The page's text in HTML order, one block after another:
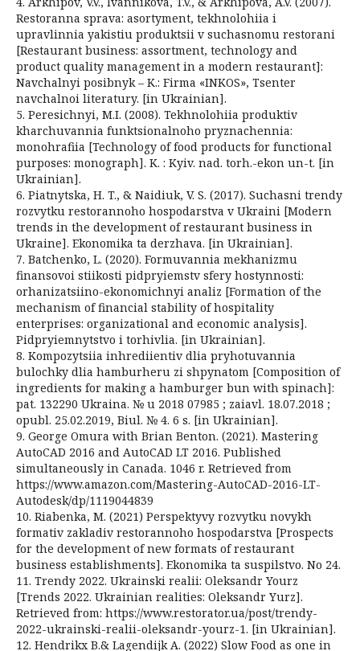
Restoranna sprava: asortyment, tekhnolohiia i
upravlinnia yakistiu produktsii v suchasnomu restorani
[Restaurant business: assortment, technology and
product quality management in a modern restaurant]:
Navchalnyi posibnyk – K.: Firma «INKOS», Tsenter
navchalnoi literatury. [in Ukrainian].
5. Peresichnyi, M.I. (2008). Tekhnolohiia produktiv
kharchuvannia funktsionalnoho pryznachennia:
monohrafiia [Technology of food products for functional
purposes: monograph]. K. : Kyiv. nad. torh.-ekon un-t. [in
Ukrainian].
6. Piatnytska, H. T., & Naidiuk, V. S. (2017). Suchasni trendy
rozvytku restorannoho hospodarstva v Ukraini [Modern
trends in the development of restaurant business in
Ukraine]. Ekonomika ta derzhava. [in Ukrainian].
7. Batchenko, L. (2020). Formuvannia mekhanizmu
finansovoi stiikosti pidpryiemstv sfery hostynnosti:
orhanizatsiino-ekonomichnyi analiz [Formation of the
mechanism of financial stability of hospitality
enterprises: organizational and economic analysis].
Pidpryiemnytstvo i torhivlia. [in Ukrainian].
8. Kompozytsiia inhrediientiv dlia pryhotuvannia
bulochky dlia hamburheru zi shpynatom [Composition of
ingredients for making a hamburger bun with spinach]:
pat. 132290 Ukraina. № u 2018 07985 ; zaiavl. 18.07.2018 ;
opubl. 25.02.2019, Biul. № 4. 6 s. [in Ukrainian].
9. George Omura with Brian Benton. (2021). Mastering
AutoCAD 2016 and AutoCAD LT 2016. Published
simultaneously in Canada. 1046 r. Retrieved from
https://www.amazon.com/Mastering-AutoCAD-2016-LT-
Autodesk/dp/1119044839
10. Riabenka, M. (2021) Perspektyvy rozvytku novykh
formativ zakladiv restorannoho hospodarstva [Prospects
for the development of new formats of restaurant
business establishments]. Ekonomika ta suspilstvo. No 24.
11. Trendy 2022. Ukrainski realii: Oleksandr Yourz
[Trends 2022. Ukrainian realities: Oleksandr Yurz].
Retrieved from: https://www.restorator.ua/post/trendy-
2022-ukrainski-realii-oleksandr-yourz-1. [in Ukrainian].
12. Hendrikx B.& Lagendijk A. (2022) Slow Food as one in